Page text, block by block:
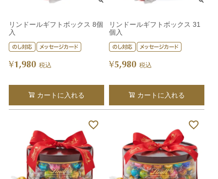
リンドールギフトボックス 8個
入
¥1,980 税込
カートに入れる
リンドールギフトボックス 31
個入
¥5,980 税込
カートに入れる